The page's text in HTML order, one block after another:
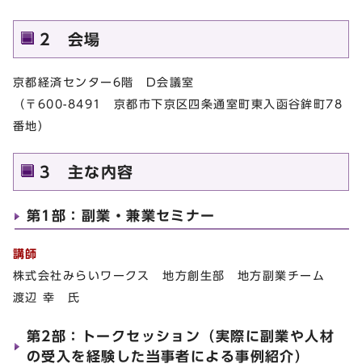
2 会場
京都経済センター6階 D会議室
（〒600-8491 京都市下京区四条通室町東入函谷鉾町78
番地）
3 主な内容
第1部：副業・兼業セミナー
講師
株式会社みらいワークス 地方創生部 地方副業チーム
渡辺 幸 氏
第2部：トークセッション（実際に副業や人材
の受入を経験した当事者による事例紹介）